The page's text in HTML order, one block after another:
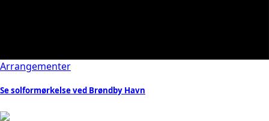
Arrangementer
Se solformørkelse ved Brøndby Havn